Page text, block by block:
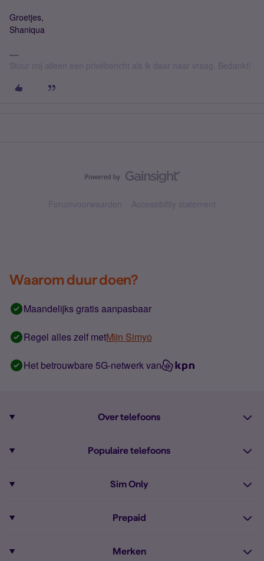
Groetjes,
Shaniqua
Stuur mij alleen een privébericht als ik daar naar vraag. Bedankt!
Forumvoorwaarden Accessibility statement
Waarom duur doen?
Maandelijks gratis aanpasbaar
Regel alles zelf metMijn Simyo
Het betrouwbare 5G-netwerk van
Over telefoons
Alle telefoons
Populaire telefoons
iPhone 16
Sim Only
Onbeperkt bellen
Prepaid
Merken